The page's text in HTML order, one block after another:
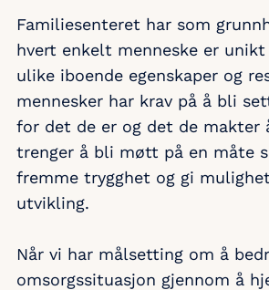
Familiesenteret har som
hvert enkelt menneske er unikt
ulike iboende egenskaper og
mennesker har krav på å bli
for det de er og det de makter
trenger å bli møtt på en måte
fremme trygghet og gi
utvikling.
Når vi har målsetting om å
omsorgssituasjon gjennom å